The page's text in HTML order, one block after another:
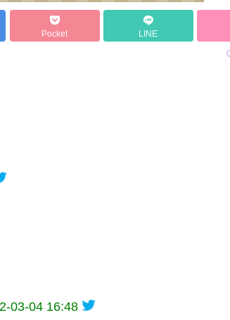
Pocket LINE
03-04 16:48